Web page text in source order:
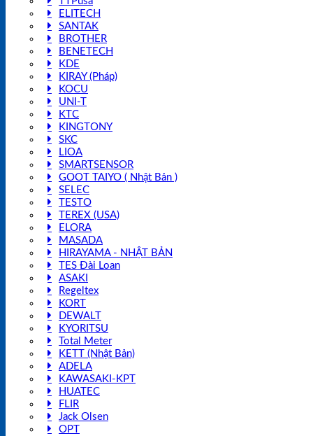
ELITECH
SANTAK
BROTHER
BENETECH
KDE
KIRAY (Pháp)
KOCU
UNI-T
KTC
KINGTONY
SKC
LIOA
SMARTSENSOR
GOOT TAIYO ( Nhật Bản )
SELEC
TESTO
TEREX (USA)
ELORA
MASADA
HIRAYAMA - NHẬT BẢN
TES Đài Loan
ASAKI
Regeltex
KORT
DEWALT
KYORITSU
Total Meter
KETT (Nhật Bản)
ADELA
KAWASAKI-KPT
HUATEC
FLIR
Jack Olsen
OPT